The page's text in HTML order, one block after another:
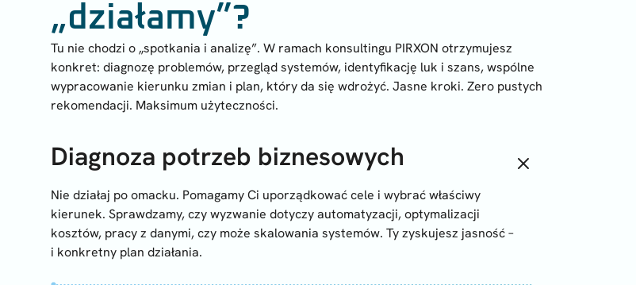
„działamy”?
Tu nie chodzi o „spotkania i analizę”. W ramach konsultingu PIRXON otrzymujesz
konkret: diagnozę problemów, przegląd systemów, identyfikację luk i szans, wspólne
wypracowanie kierunku zmian i plan, który da się wdrożyć. Jasne kroki. Zero pustych
rekomendacji. Maksimum użyteczności.
Diagnoza potrzeb biznesowych
Nie działaj po omacku. Pomagamy Ci uporządkować cele i wybrać właściwy
kierunek. Sprawdzamy, czy wyzwanie dotyczy automatyzacji, optymalizacji
kosztów, pracy z danymi, czy może skalowania systemów. Ty zyskujesz jasność –
i konkretny plan działania.